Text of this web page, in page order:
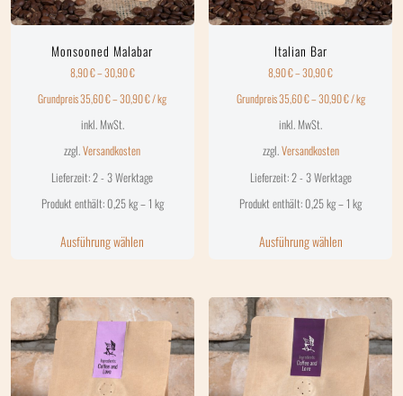
Monsooned Malabar
8,90€–30,90€
Grundpreis35,60€–30,90€/kg
inkl. MwSt.
zzgl.Versandkosten
Lieferzeit:2 - 3 Werktage
Produkt enthält: 0,25kg– 1 kg
Ausführung wählen
Italian Bar
8,90€–30,90€
Grundpreis35,60€–30,90€/kg
inkl. MwSt.
zzgl.Versandkosten
Lieferzeit:2 - 3 Werktage
Produkt enthält: 0,25kg– 1kg
Ausführung wählen